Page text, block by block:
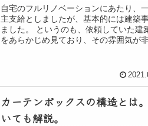
自宅のフルリノベーションにあたり、
主支給としましたが、基本的には建築
ました。 というのも、依頼していた建
をあらかじめ見ており、その雰囲気が
カーテンボックスの構造とは
いても解説。